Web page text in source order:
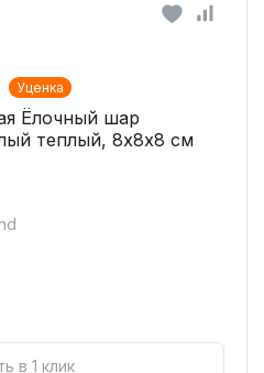
Уценка
Ёлочный шар
теплый, 8х8х8 см
в 1 клик